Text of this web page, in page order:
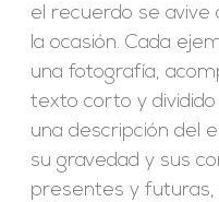
el recuerdo se avive
la ocasión. Cada
una fotografía,
texto corto y
una descripción del
su gravedad y sus
presentes y futuras,